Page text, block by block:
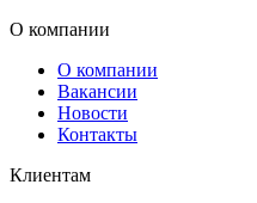
О компании
О компании
Вакансии
Новости
Контакты
Клиентам